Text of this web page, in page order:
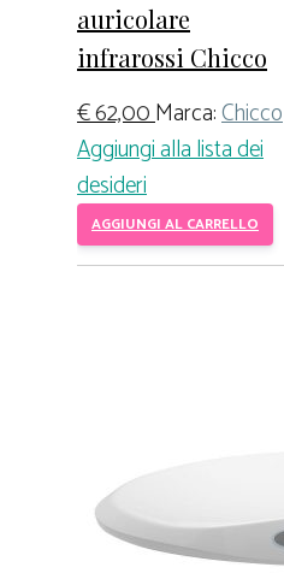
auricolare
infrarossi Chicco
€62,00Marca:Chicco
Aggiungi alla lista dei
desideri
AGGIUNGI AL CARRELLO